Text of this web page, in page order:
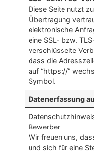
Diese Seite nutzt
Übertragung
elektronische
eine SSL- bzw.
verschlüsselte
dass die
auf “https://”
Symbol.
Datenerfassung
Bewerber
Wir freuen uns,
und sich für eine